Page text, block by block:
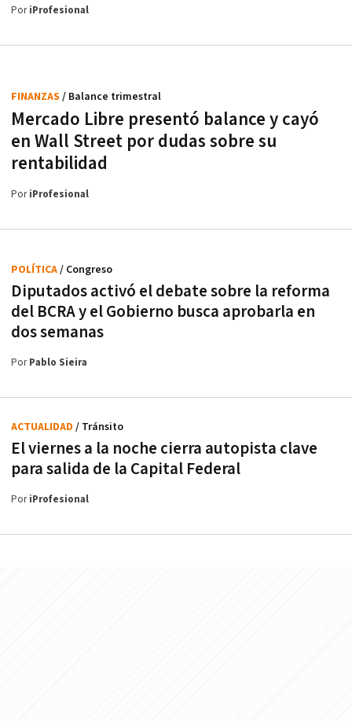
PoriProfesional
Mercado Libre presentó balance y cayó
en Wall Street por dudas sobre su
rentabilidad
FINANZAS / Balance trimestral
PoriProfesional
Diputados activó el debate sobre la reforma
del BCRA y el Gobierno busca aprobarla en
dos semanas
POLÍTICA/ Congreso
PorPablo Sieira
El viernes a la noche cierra autopista clave
para salida de la Capital Federal
ACTUALIDAD / Tránsito
PoriProfesional